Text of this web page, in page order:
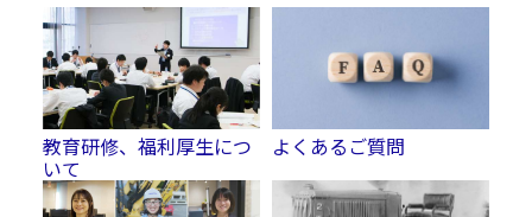
教育研修、福利厚生につ
いて
よくあるご質問